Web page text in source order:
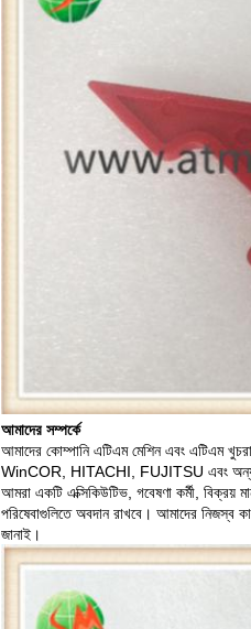
আমাদের সম্পর্কে
আমাদের কোম্পানি এটিএম মেশিন এবং এটিএম
WinCOR, HITACHI, FUJITSU এবং
আমরা একটি এক্সিকিউটিভ, গবেষণা কর্মী, বিক্রয়
পরিষেবাগুলিতে অবদান রাখবে। আমাদের নিজস্ব
জানাই।